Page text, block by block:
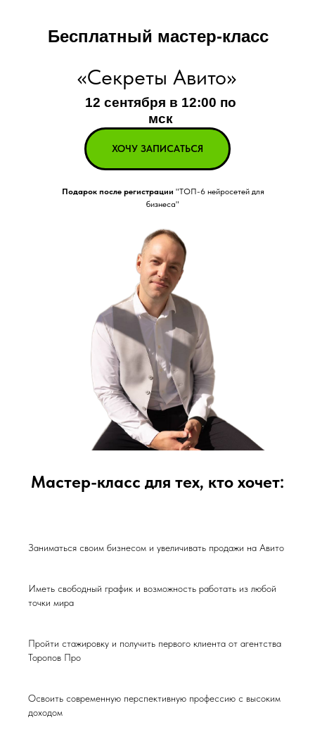
12 сентября в 12:00 по
мск
Бесплатный мастер-класс
ХОЧУ ЗАПИСАТЬСЯ
Подарок после регистрации "ТОП-6 нейросетей для
бизнеса"
«Секреты Авито»
Мастер-класс для тех, кто хочет:
Заниматься своим бизнесом и увеличивать продажи на Авито
Иметь свободный график и возможность работать из любой
точки мира
Пройти стажировку и получить первого клиента от агентства
Торопов Про
Освоить современную перспективную профессию с высоким
доходом